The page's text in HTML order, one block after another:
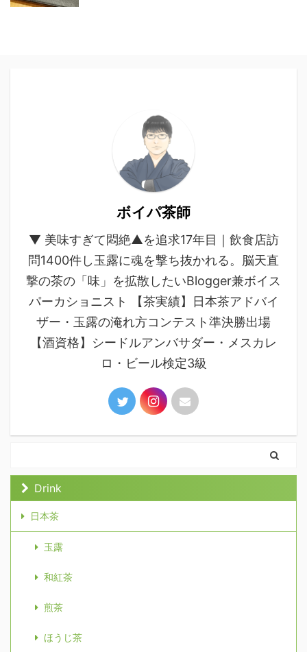
ボイパ茶師
▼ 美味すぎて悶絶▲を追求17年目｜飲食店訪
問1400件し玉露に魂を撃ち抜かれる。脳天直
撃の茶の「味」を拡散したいBlogger兼ボイス
パーカショニスト 【茶実績】日本茶アドバイ
ザー・玉露の淹れ方コンテスト準決勝出場
【酒資格】シードルアンバサダー・メスカレ
ロ・ビール検定3級
Drink
日本茶
玉露
和紅茶
煎茶
ほうじ茶